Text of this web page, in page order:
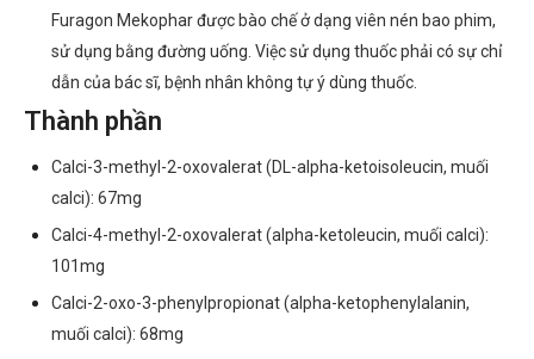
Furagon Mekophar được bào chế ở dạng viên nén bao phim,
sử dụng bằng đường uống. Việc sử dụng thuốc phải có sự chỉ
dẫn của bác sĩ, bệnh nhân không tự ý dùng thuốc.
Thành phần
Calci-3-methyl-2-oxovalerat (DL-alpha-ketoisoleucin, muối
calci): 67mg
Calci-4-methyl-2-oxovalerat (alpha-ketoleucin, muối calci):
101mg
Calci-2-oxo-3-phenylpropionat (alpha-ketophenylalanin,
muối calci): 68mg